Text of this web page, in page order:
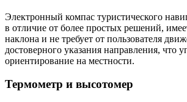
Электронный компас туристического
в отличие от более простых решений,
наклона и не требует от пользователя
достоверного указания направления, что
ориентирование на местности.
Термометр и высотомер